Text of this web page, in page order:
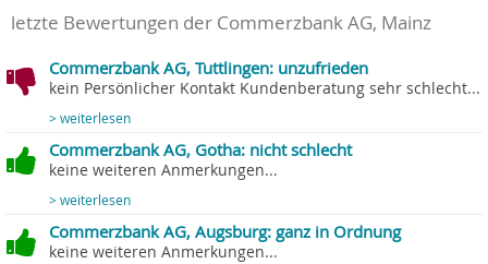
letzte Bewertungen der Commerzbank AG, Mainz
Commerzbank AG, Tuttlingen: unzufrieden
kein Persönlicher Kontakt Kundenberatung sehr schlecht...
> weiterlesen
Commerzbank AG, Gotha: nicht schlecht
keine weiteren Anmerkungen...
> weiterlesen
Commerzbank AG, Augsburg: ganz in Ordnung
keine weiteren Anmerkungen...